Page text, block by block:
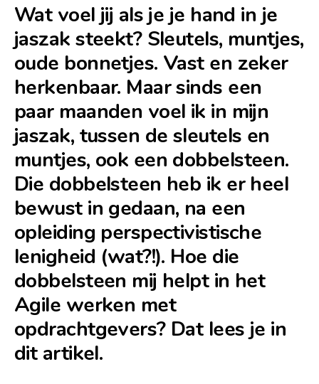
Wat voel jij als je je hand in je
jaszak steekt? Sleutels, muntjes,
oude bonnetjes. Vast en zeker
herkenbaar. Maar sinds een
paar maanden voel ik in mijn
jaszak, tussen de sleutels en
muntjes, ook een dobbelsteen.
Die dobbelsteen heb ik er heel
bewust in gedaan, na een
opleiding perspectivistische
lenigheid (wat?!). Hoe die
dobbelsteen mij helpt in het
Agile werken met
opdrachtgevers? Dat lees je in
dit artikel.